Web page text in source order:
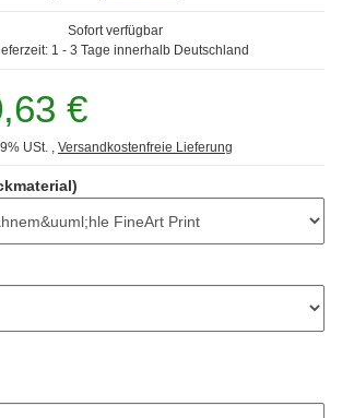
Sofort verfügbar
1 - 3 Tage innerhalb Deutschland
€
USt. , Versandkostenfreie Lieferung